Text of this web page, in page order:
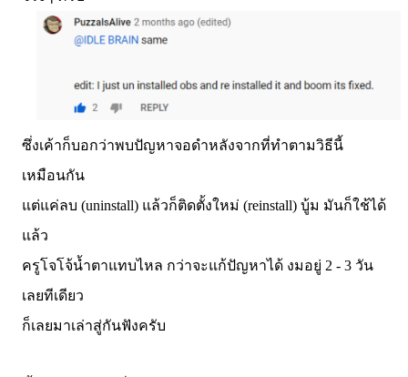
ซึ่งเค้าก็บอกว่าพบปัญหาจอดำหลังจากที่ทำตามวิธีนี้
เหมือนกัน
แต่แค่ลบ (uninstall) แล้วก็ติดตั้งใหม่ (reinstall) บู้ม มันก็ใช้ได้
แล้ว
ครูโจโจ้น้ำตาแทบไหล กว่าจะแก้ปัญหาได้ งมอยู่ 2 - 3 วัน
เลยทีเดียว
ก็เลยมาเล่าสู่กันฟังครับ